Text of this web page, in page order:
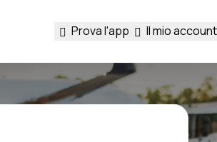
Prova l'app Il mio account